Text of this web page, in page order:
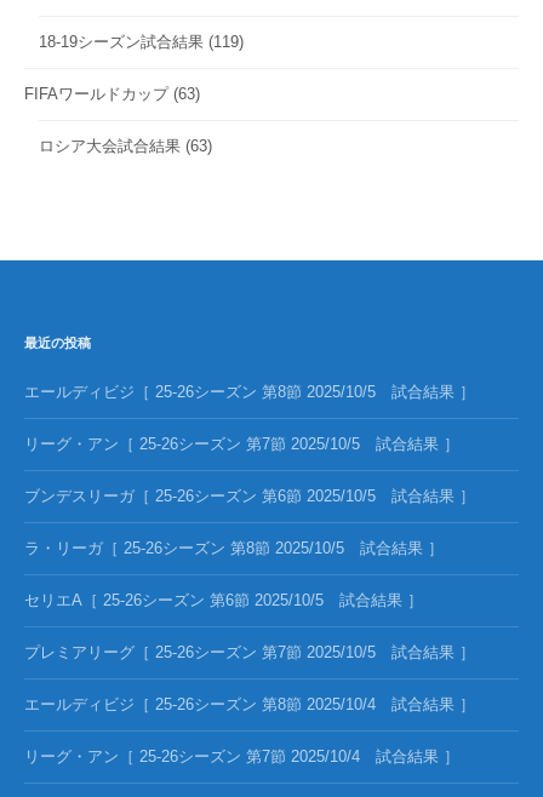
18-19シーズン試合結果 (119)
FIFAワールドカップ(63)
ロシア大会試合結果 (63)
最近の投稿
エールディビジ［ 25-26シーズン 第8節 2025/10/5 試合結果 ］
リーグ・アン［ 25-26シーズン 第7節 2025/10/5 試合結果 ］
ブンデスリーガ［ 25-26シーズン 第6節 2025/10/5 試合結果 ］
ラ・リーガ［ 25-26シーズン 第8節 2025/10/5 試合結果 ］
セリエA［ 25-26シーズン 第6節 2025/10/5 試合結果 ］
プレミアリーグ［ 25-26シーズン 第7節 2025/10/5 試合結果 ］
エールディビジ［ 25-26シーズン 第8節 2025/10/4 試合結果 ］
リーグ・アン［ 25-26シーズン 第7節 2025/10/4 試合結果 ］